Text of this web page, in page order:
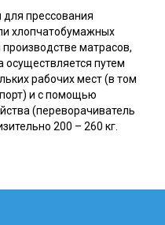
для прессования
хлопчатобумажных
матрасов,
осуществляется путем
рабочих мест (в том
и с помощью
(переворачиватель
200 – 260 кг.